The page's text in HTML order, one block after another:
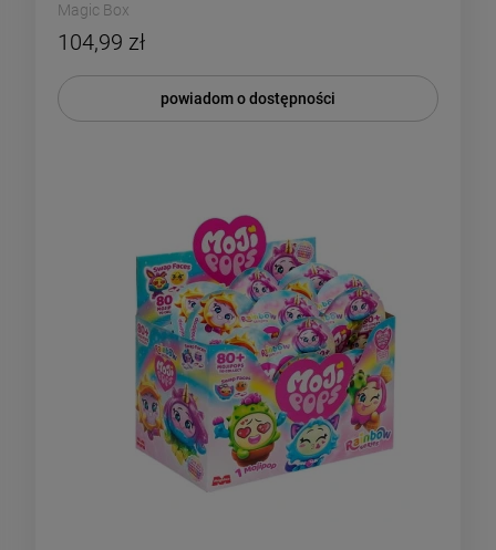
Magic Box
104,99 zł
powiadom o dostępności